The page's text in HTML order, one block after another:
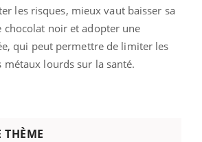
les risques, mieux vaut baisser sa
chocolat noir et adopter une
qui peut permettre de limiter les
métaux lourds sur la santé.
THÈME